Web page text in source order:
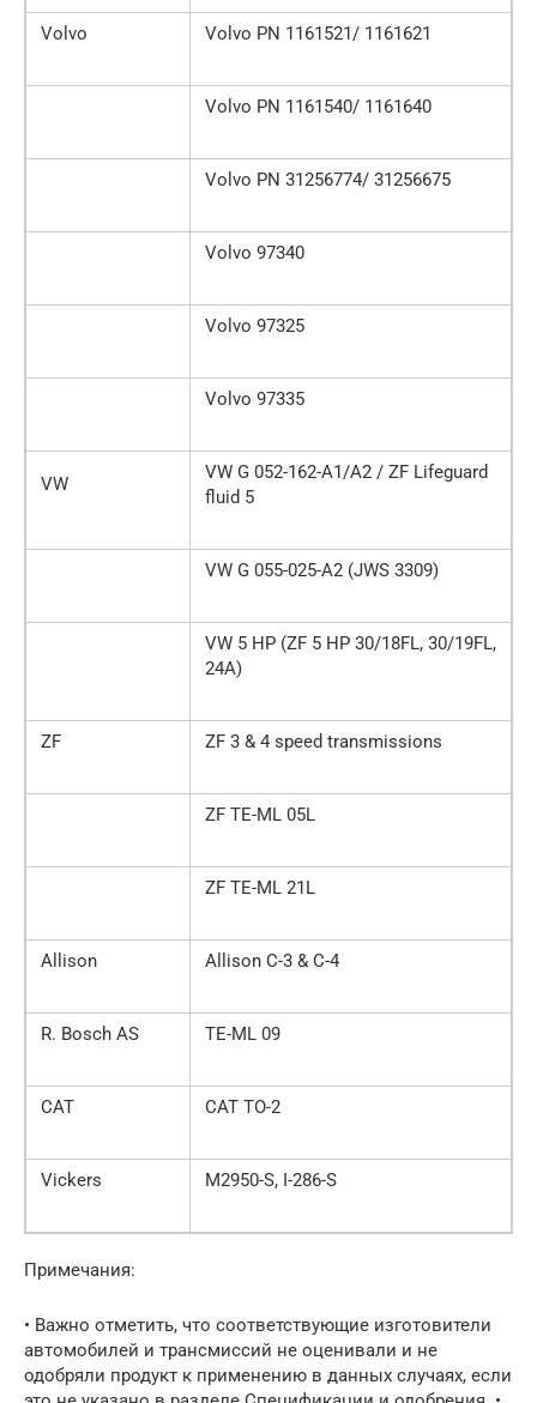
Volvo Volvo PN 1161521/ 1161621
Volvo PN 1161540/ 1161640
Volvo PN 31256774/ 31256675
Volvo 97340
Volvo 97325
Volvo 97335
VW
VW G 052-162-A1/A2 / ZF Lifeguard
fluid 5
VW G 055-025-A2 (JWS 3309)
VW 5 HP (ZF 5 HP 30/18FL, 30/19FL,
24A)
ZF ZF 3 & 4 speed transmissions
ZF TE-ML 05L
ZF TE-ML 21L
Allison Allison C-3 & C-4
R. Bosch AS TE-ML 09
CAT CAT TO-2
Vickers M2950-S, I-286-S
Примечания:
• Важно отметить, что соответствующие изготовители
автомобилей и трансмиссий не оценивали и не
одобряли продукт к применению в данных случаях, если